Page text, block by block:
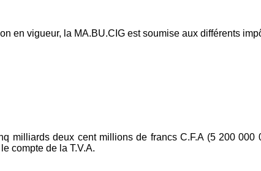
en vigueur, la MA.BU.CIG est soumise aux différents
milliards deux cent millions de francs C.F.A (5 200
compte de la T.V.A.